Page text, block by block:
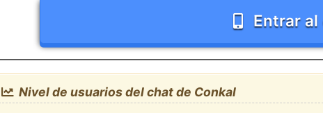
Entrar
Nivel de usuarios del chat de Conkal